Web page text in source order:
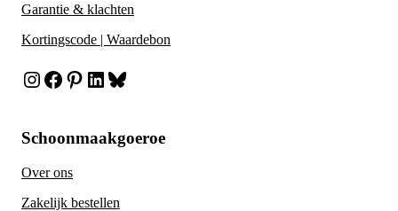
Garantie & klachten
Kortingscode | Waardebon
Instagram
Facebook
Pinterest
LinkedIn
Bluesky
Schoonmaakgoeroe
Over ons
Zakelijk bestellen